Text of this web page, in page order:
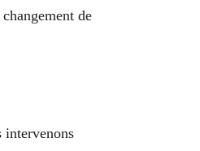
de
intervenons